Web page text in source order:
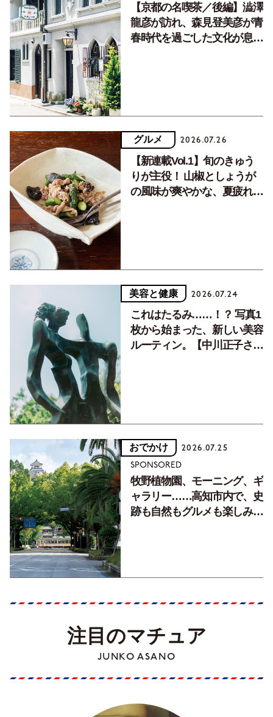
【京都の名喫茶／後編】澁澤
龍彦が訪れ、森見登美彦が青
春時代を過ごした文化が息づ
グルメ 2026.07.26
【新連載Vol.1】旬のきゅう
りが主役！ 山椒としょうが
の風味が爽やかな、夏疲れを
美容と健康 2026.07.24
これはたるみ……！？ 写真1
枚から始まった、新しい美容
ルーティン。【中川正子さん
おでかけ 2026.07.25
SPONSORED
牧野植物園、モーニング、ギ
ャラリー……高知市内で、史
跡も自然もグルメも楽しみ尽
注目のマチュア
JUNKO ASANO